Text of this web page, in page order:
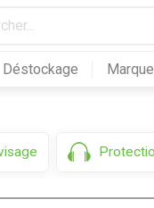
Déstockage